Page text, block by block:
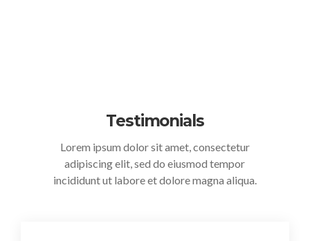
Testimonials
Lorem ipsum dolor sit amet, consectetur
adipiscing elit, sed do eiusmod tempor
incididunt ut labore et dolore magna aliqua.